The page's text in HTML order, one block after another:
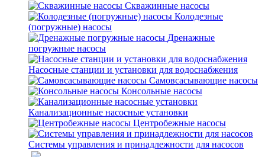
Скважинные насосы
Колодезные
(погружные) насосы
Дренажные
погружные насосы
Насосные станции и установки для водоснабжения
Самовсасывающие насосы
Консольные насосы
Канализационные насосные установки
Центробежные насосы
Системы управления и принадлежности для насосов